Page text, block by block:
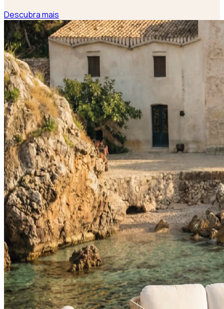
Descubra mais